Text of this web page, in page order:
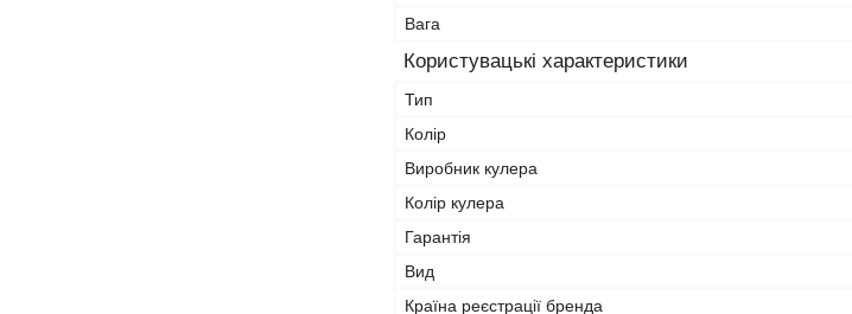
Вага
Користувацькі характеристики
Тип
Колір
Виробник кулера
Колір кулера
Гарантія
Вид
Країна реєстрації бренда